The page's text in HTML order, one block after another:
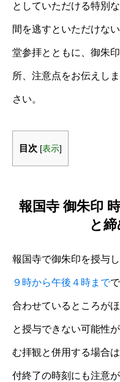
としていただける特別
間を逃すといただけな
堂参拝とともに、御朱
所、注意点をお伝えし
さい。
目次 [表示]
報国寺 御朱印
と
報国寺で御朱印を授与
９時から午後４時まで
合わせているところが
と授与できない可能性
む拝観と併用する場合
付終了の時刻にも注意